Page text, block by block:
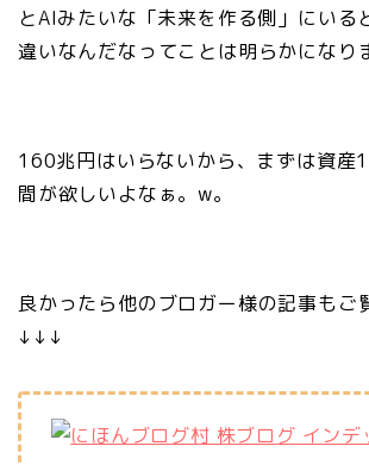
とAIみたいな「未来を作る側」にいる
違いなんだなってことは明らかになり
160兆円はいらないから、まずは資産
間が欲しいよなぁ。w。
良かったら他のブロガー様の記事もご
↓↓↓